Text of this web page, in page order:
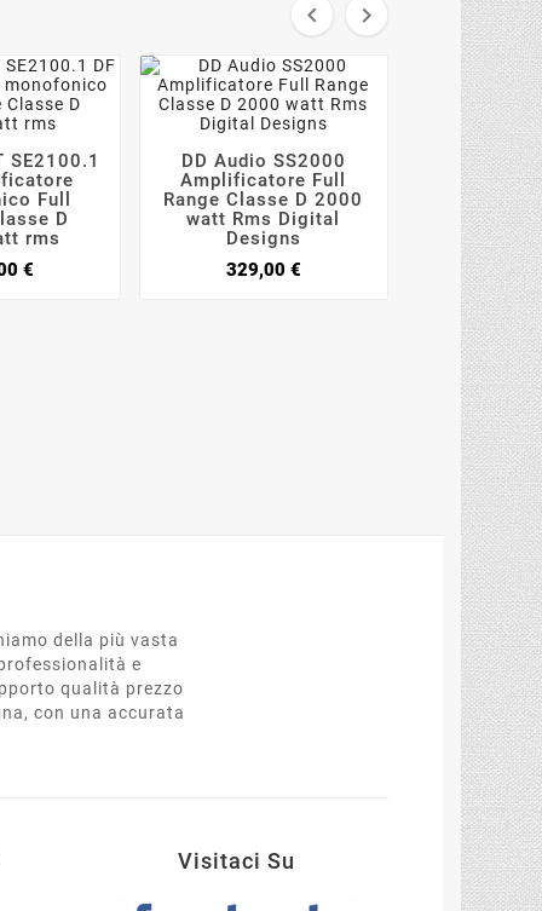
 

SE2100.1
Full
D
rms
€Prezzo
  
DD Audio SS2000
Amplificatore Full
Range Classe D 2000
watt Rms Digital
Designs
329,00 €Prezzo
 
GZCA
Zero mono
Classe D
rms
della più vasta
e
qualità prezzo
con una accurata
Visitaci Su